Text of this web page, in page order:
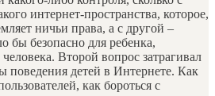
интернет-пространства, которое,
ничьи права, а с другой –
бы безопасно для ребенка,
Второй вопрос затрагивал
поведения детей в Интернете. Как
как бороться с